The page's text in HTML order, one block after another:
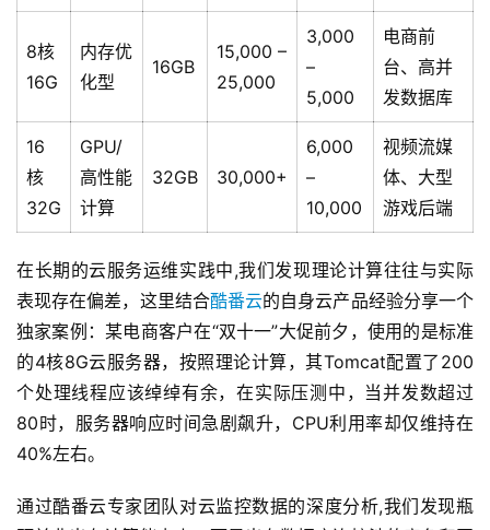
8核
16G
内存优
化型
16GB
15,000 –
25,000
3,000
–
5,000
电商前
台、高并
发数据库
16
核
32G
GPU/
高性能
计算
32GB 30,000+
6,000
–
10,000
视频流媒
体、大型
游戏后端
在长期的云服务运维实践中,我们发现理论计算往往与实际
表现存在偏差，这里结合酷番云的自身云产品经验分享一个
独家案例：某电商客户在“双十一”大促前夕，使用的是标准
的4核8G云服务器，按照理论计算，其Tomcat配置了200
个处理线程应该绰绰有余，在实际压测中，当并发数超过
80时，服务器响应时间急剧飙升，CPU利用率却仅维持在
40%左右。
通过酷番云专家团队对云监控数据的深度分析,我们发现瓶